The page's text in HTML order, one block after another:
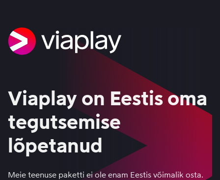
Viaplay on Eestis oma
tegutsemise
lõpetanud
Meie teenuse paketti ei ole enam Eestis võimalik osta.